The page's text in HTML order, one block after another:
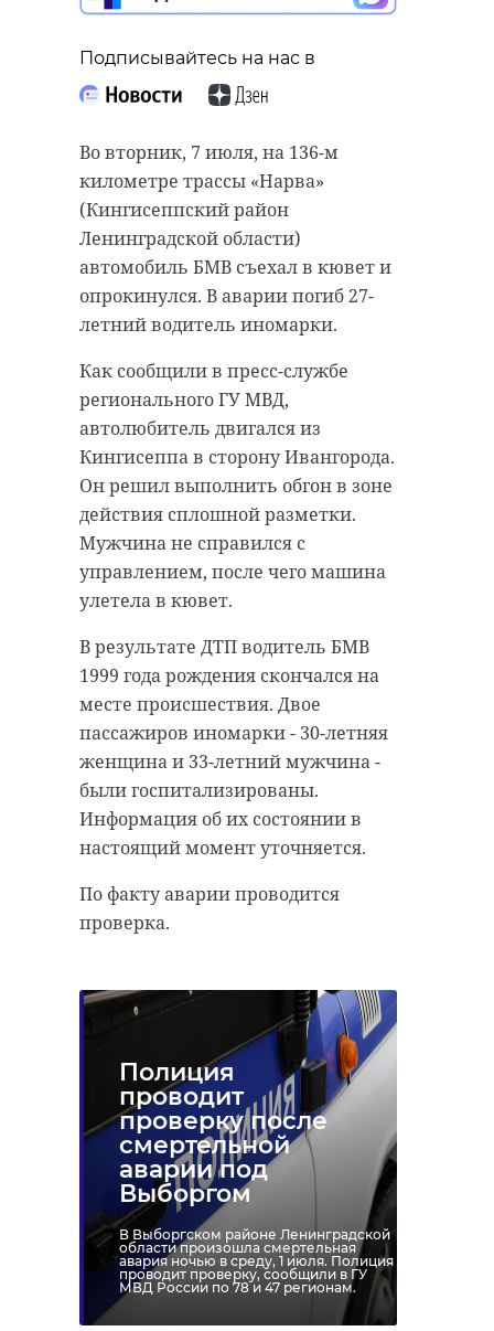
Подписывайтесь на нас в
Во вторник, 7 июля, на 136-м
километре трассы «Нарва»
(Кингисеппский район
Ленинградской области)
автомобиль БМВ съехал в кювет и
опрокинулся. В аварии погиб 27-
летний водитель иномарки.
Как сообщили в пресс-службе
регионального ГУ МВД,
автолюбитель двигался из
Кингисеппа в сторону Ивангорода.
Он решил выполнить обгон в зоне
действия сплошной разметки.
Мужчина не справился с
управлением, после чего машина
улетела в кювет.
В результате ДТП водитель БМВ
1999 года рождения скончался на
месте происшествия. Двое
пассажиров иномарки - 30-летняя
женщина и 33-летний мужчина -
были госпитализированы.
Информация об их состоянии в
настоящий момент уточняется.
По факту аварии проводится
проверка.
Полиция
проводит
проверку после
смертельной
аварии под
Выборгом
В Выборгском районе Ленинградской
области произошла смертельная
авария ночью в среду, 1 июля. Полиция
проводит проверку, сообщили в ГУ
МВД России по 78 и 47 регионам.